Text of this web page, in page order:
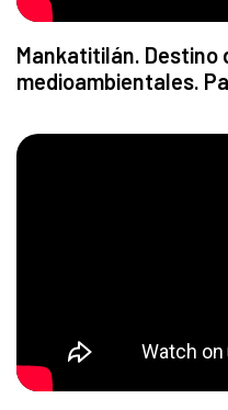
Mankatitilán. Destino
medioambientales.